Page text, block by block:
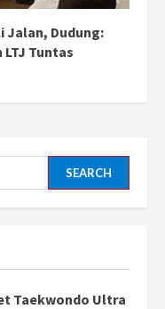
Jalan, Dudung:
Tuntas
Taekwondo Ultra